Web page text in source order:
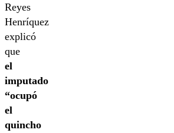
Reyes
Henríquez
explicó
que
el
imputado
“ocupó
el
quincho